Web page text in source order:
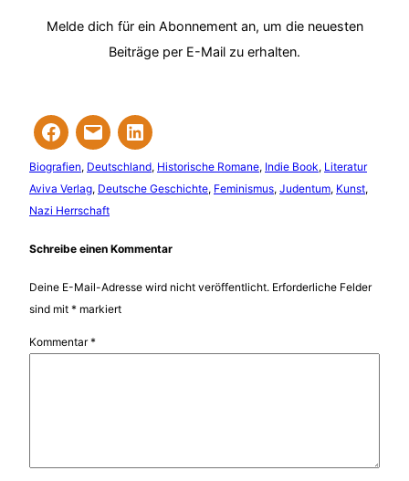
Melde dich für ein Abonnement an, um die neuesten
Beiträge per E-Mail zu erhalten.
Biografien, Deutschland, Historische Romane, Indie Book, Literatur
Aviva Verlag, Deutsche Geschichte, Feminismus, Judentum, Kunst
Nazi Herrschaft
Schreibe einen Kommentar
Deine E-Mail-Adresse wird nicht veröffentlicht. Erforderliche Felder
sind mit * markiert
Kommentar*